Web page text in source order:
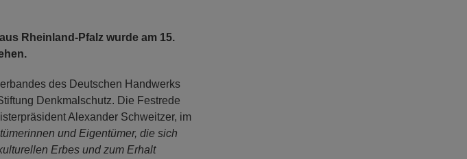
Rheinland-Pfalz wurde am 15.
des Deutschen Handwerks
Denkmalschutz. Die Festrede
Alexander Schweitzer, im
und Eigentümer, die sich
Erbes und zum Erhalt